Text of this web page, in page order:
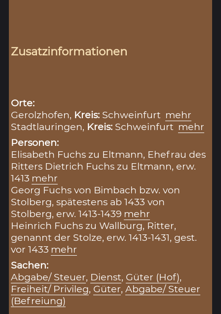
Zusatzinformationen
Orte:
Gerolzhofen, Kreis: Schweinfurt mehr
Stadtlauringen, Kreis: Schweinfurt mehr
Personen:
Elisabeth Fuchs zu Eltmann, Ehefrau des
Ritters Dietrich Fuchs zu Eltmann, erw.
1413 mehr
Georg Fuchs von Bimbach bzw. von
Stolberg, spätestens ab 1433 von
Stolberg, erw. 1413-1439 mehr
Heinrich Fuchs zu Wallburg, Ritter,
genannt der Stolze, erw. 1413-1431, gest.
vor 1433 mehr
Sachen:
Abgabe/ Steuer, Dienst, Güter (Hof),
Freiheit/ Privileg, Güter,Abgabe/ Steuer
(Befreiung)